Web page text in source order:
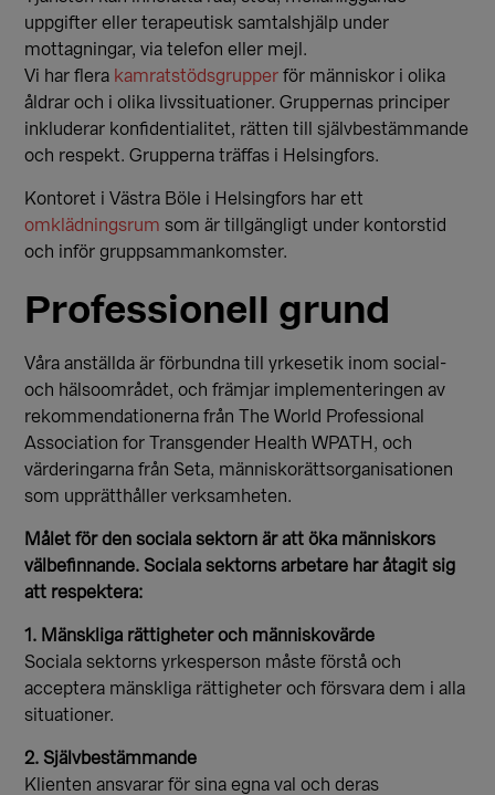
uppgifter eller terapeutisk samtalshjälp under
mottagningar, via telefon eller mejl.
Vi har flera kamratstödsgrupper för människor i olika
åldrar och i olika livssituationer. Gruppernas principer
inkluderar konfidentialitet, rätten till självbestämmande
och respekt. Grupperna träffas i Helsingfors.
Kontoret i Västra Böle i Helsingfors har ett
omklädningsrum som är tillgängligt under kontorstid
och inför gruppsammankomster.
Professionell grund
Våra anställda är förbundna till yrkesetik inom social-
och hälsoområdet, och främjar implementeringen av
rekommendationerna från The World Professional
Association for Transgender Health WPATH, och
värderingarna från Seta, människorättsorganisationen
som upprätthåller verksamheten.
Målet för den sociala sektorn är att öka människors
välbefinnande. Sociala sektorns arbetare har åtagit sig
att respektera:
1. Mänskliga rättigheter och människovärde
Sociala sektorns yrkesperson måste förstå och
acceptera mänskliga rättigheter och försvara dem i alla
situationer.
2. Självbestämmande
Klienten ansvarar för sina egna val och deras